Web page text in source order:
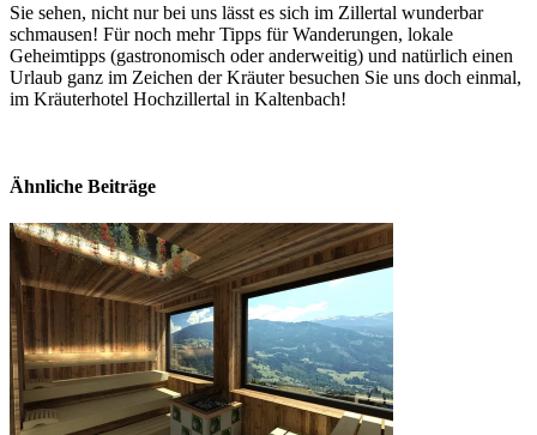
Sie sehen, nicht nur bei uns lässt es sich im Zillertal wunderbar
schmausen! Für noch mehr Tipps für Wanderungen, lokale
Geheimtipps (gastronomisch oder anderweitig) und natürlich einen
Urlaub ganz im Zeichen der Kräuter besuchen Sie uns doch einmal,
im Kräuterhotel Hochzillertal in Kaltenbach!
Ähnliche Beiträge